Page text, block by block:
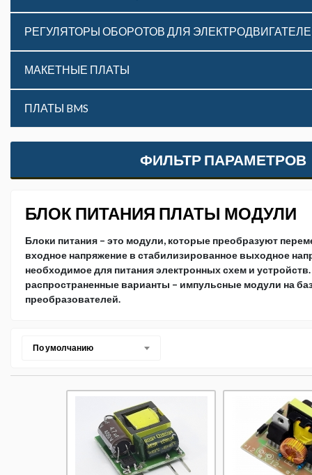
РЕГУЛЯТОРЫ ОБОРОТОВ ДЛЯ
МАКЕТНЫЕ ПЛАТЫ
ПЛАТЫ BMS
ФИЛЬТР ПАРАМЕТРОВ
БЛОК ПИТАНИЯ ПЛАТЫ МОДУЛИ
Блоки питания – это модули, которые преобразуют
входное напряжение в стабилизированное выходное
необходимое для питания электронных схем и
распространенные варианты – импульсные модули на
преобразователей.
По умолчанию